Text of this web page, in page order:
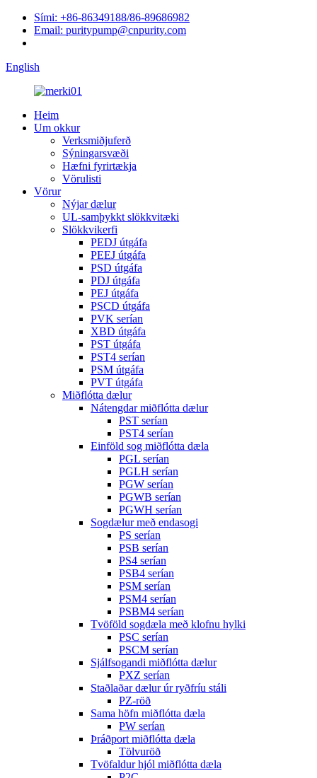
Sími: +86-86349188/86-89686982
Email: puritypump@cnpurity.com
English
Heim
Um okkur
Verksmiðjuferð
Sýningarsvæði
Hæfni fyrirtækja
Vörulisti
Vörur
Nýjar dælur
UL-samþykkt slökkvitæki
Slökkvikerfi
PEDJ útgáfa
PEEJ útgáfa
PSD útgáfa
PDJ útgáfa
PEJ útgáfa
PSCD útgáfa
PVK serían
XBD útgáfa
PST útgáfa
PST4 serían
PSM útgáfa
PVT útgáfa
Miðflótta dælur
Nátengdar miðflótta dælur
PST serían
PST4 serían
Einföld sog miðflótta dæla
PGL serían
PGLH serían
PGW serían
PGWB serían
PGWH serían
Sogdælur með endasogi
PS serían
PSB serían
PS4 serían
PSB4 serían
PSM serían
PSM4 serían
PSBM4 serían
Tvöföld sogdæla með klofnu hylki
PSC serían
PSCM serían
Sjálfsogandi miðflótta dælur
PXZ serían
Staðlaðar dælur úr ryðfríu stáli
PZ-röð
Sama höfn miðflótta dæla
PW serían
Þráðport miðflótta dæla
Tölvuröð
Tvöfaldur hjól miðflótta dæla